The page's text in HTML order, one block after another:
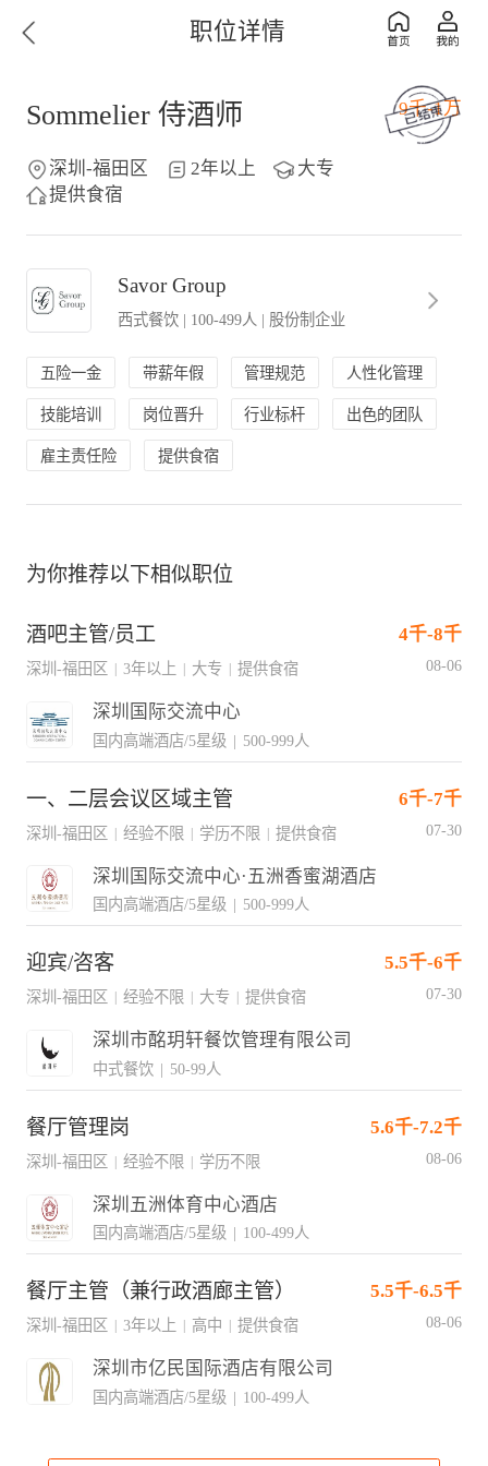
职位详情
Sommelier 侍酒师 9千-1万
深圳-福田区 2年以上
大专
提供食宿
Savor Group
西式餐饮 | 100-499人 | 股份制企业
五险一金 带薪年假 管理规范 人性化管理
技能培训 岗位晋升 行业标杆 出色的团队
雇主责任险 提供食宿
为你推荐以下相似职位
酒吧主管/员工 4千-8千
深圳-福田区 3年以上 大专 提供食宿 08-06
深圳国际交流中心
国内高端酒店/5星级 | 500-999人
一、二层会议区域主管 6千-7千
深圳-福田区 | 经验不限 | 学历不限 | 提供食宿 07-30
深圳国际交流中心·五洲香蜜湖酒店
国内高端酒店/5星级 | 500-999人
迎宾/咨客 5.5千-6千
深圳-福田区 经验不限 大专 提供食宿 07-30
深圳市酩玥轩餐饮管理有限公司
中式餐饮 | 50-99人
餐厅管理岗 5.6千-7.2千
深圳-福田区 | 经验不限 | 学历不限 08-06
深圳五洲体育中心酒店
国内高端酒店/5星级 | 100-499人
餐厅主管（兼行政酒廊主管） 5.5千-6.5千
深圳-福田区 3年以上 高中 提供食宿 08-06
深圳市亿民国际酒店有限公司
国内高端酒店/5星级 | 100-499人